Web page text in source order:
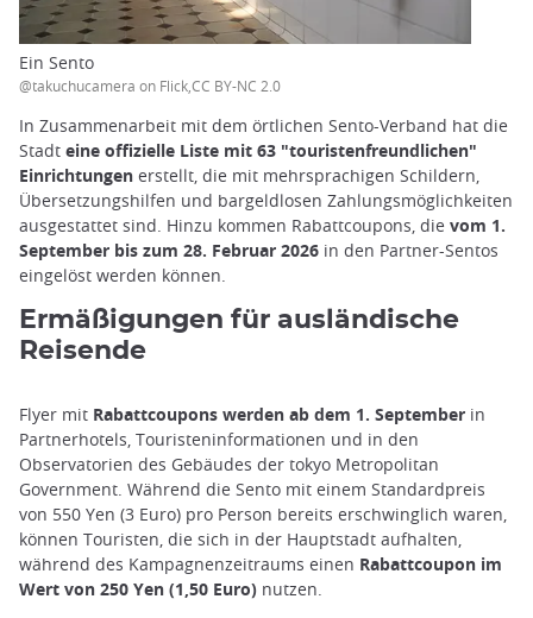
Ein Sento
@takuchucamera on Flick,CC BY-NC 2.0
In Zusammenarbeit mit dem örtlichen Sento-Verband hat die
Stadt eine offizielle Liste mit 63 "touristenfreundlichen"
Einrichtungen erstellt, die mit mehrsprachigen Schildern,
Übersetzungshilfen und bargeldlosen Zahlungsmöglichkeiten
ausgestattet sind. Hinzu kommen Rabattcoupons, die vom 1.
September bis zum 28. Februar 2026 in den Partner-Sentos
eingelöst werden können.
Ermäßigungen für ausländische
Reisende
Flyer mit Rabattcoupons werden ab dem 1. September in
Partnerhotels, Touristeninformationen und in den
Observatorien des Gebäudes der tokyo Metropolitan
Government. Während die Sento mit einem Standardpreis
von 550 Yen (3 Euro) pro Person bereits erschwinglich waren,
können Touristen, die sich in der Hauptstadt aufhalten,
während des Kampagnenzeitraums einen Rabattcoupon im
Wert von 250 Yen (1,50 Euro) nutzen.